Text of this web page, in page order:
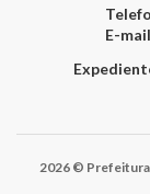
E-
2026 ©